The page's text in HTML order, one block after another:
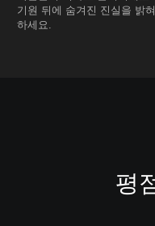
기원 뒤에 숨겨진 진실을 밝
하세요.
평